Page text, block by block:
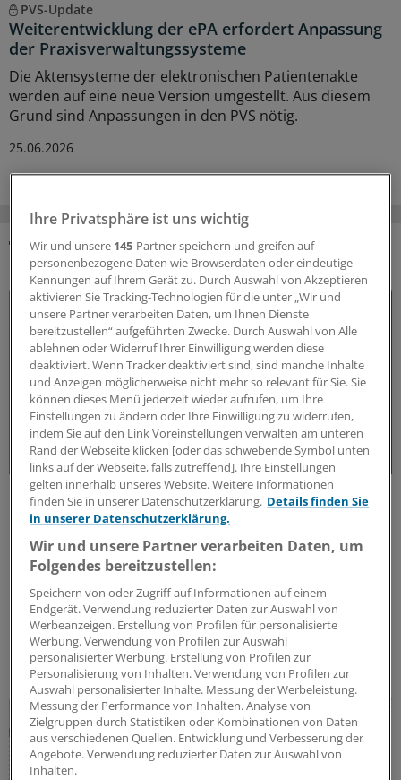
PVS-Update
Weiterentwicklung der ePA erfordert Anpassung
der Praxisverwaltungssysteme
Die Aktensysteme der elektronischen Patientenakte
werden auf eine neue Version umgestellt. Aus diesem
Grund sind Anpassungen in den PVS nötig.
25.06.2026
DAS KÖNNTE SIE AUCH INTERESSIEREN
J&J Open House
Der Gesundheitsdialog
Expert:innen aus unterschiedlichsten Bereichen des
Gesundheitswesens diskutieren – offen, kritisch und
lösungsorientiert – über die Herausforderungen und
Chancen unseres Gesundheitssystems. Dafür steht
das J&J Open House – seit inzwischen 7 Jahren.
Kooperation|In Kooperation mit:Johnson & Johnson Innovative
Medicine (Janssen-Cilag GmbH)
Ihre Privatsphäre ist uns wichtig
Wir und unsere 145-Partner speichern und greifen auf
personenbezogene Daten wie Browserdaten oder eindeutige
Kennungen auf Ihrem Gerät zu. Durch Auswahl von Akzeptieren
aktivieren Sie Tracking-Technologien für die unter „Wir und
unsere Partner verarbeiten Daten, um Ihnen Dienste
bereitzustellen“ aufgeführten Zwecke. Durch Auswahl von Alle
ablehnen oder Widerruf Ihrer Einwilligung werden diese
deaktiviert. Wenn Tracker deaktiviert sind, sind manche Inhalte
und Anzeigen möglicherweise nicht mehr so relevant für Sie. Sie
können dieses Menü jederzeit wieder aufrufen, um Ihre
Einstellungen zu ändern oder Ihre Einwilligung zu widerrufen,
indem Sie auf den Link Voreinstellungen verwalten am unteren
Rand der Webseite klicken [oder das schwebende Symbol unten
links auf der Webseite, falls zutreffend]. Ihre Einstellungen
gelten innerhalb unseres Website. Weitere Informationen
finden Sie in unserer Datenschutzerklärung. Details finden Sie
in unserer Datenschutzerklärung.
Wir und unsere Partner verarbeiten Daten, um
Folgendes bereitzustellen:
Speichern von oder Zugriff auf Informationen auf einem
Endgerät. Verwendung reduzierter Daten zur Auswahl von
Werbeanzeigen. Erstellung von Profilen für personalisierte
Werbung. Verwendung von Profilen zur Auswahl
personalisierter Werbung. Erstellung von Profilen zur
Personalisierung von Inhalten. Verwendung von Profilen zur
Auswahl personalisierter Inhalte. Messung der Werbeleistung.
Messung der Performance von Inhalten. Analyse von
Zielgruppen durch Statistiken oder Kombinationen von Daten
aus verschiedenen Quellen. Entwicklung und Verbesserung der
Angebote. Verwendung reduzierter Daten zur Auswahl von
Inhalten.